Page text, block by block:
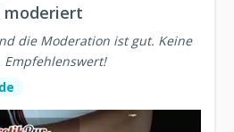
moderiert
die Moderation ist gut. Keine
Empfehlenswert!